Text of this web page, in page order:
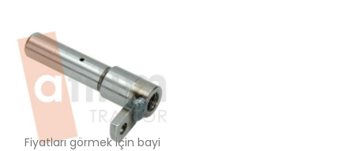
Fiyatları görmek için bayi